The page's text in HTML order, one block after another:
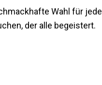
Wahl für jede
der alle begeistert.